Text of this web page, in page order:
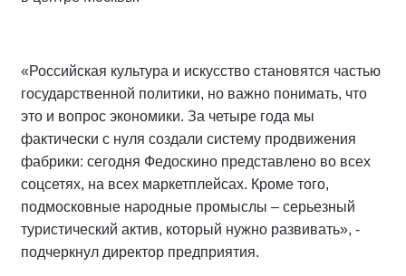
«Российская культура и искусство становятся частью
государственной политики, но важно понимать, что
это и вопрос экономики. За четыре года мы
фактически с нуля создали систему продвижения
фабрики: сегодня Федоскино представлено во всех
соцсетях, на всех маркетплейсах. Кроме того,
подмосковные народные промыслы – серьезный
туристический актив, который нужно развивать», -
подчеркнул директор предприятия.